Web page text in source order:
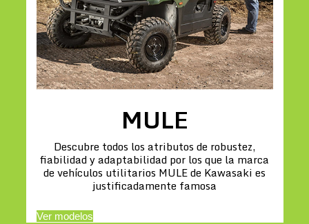
MULE
Descubre todos los atributos de robustez,
fiabilidad y adaptabilidad por los que la marca
de vehículos utilitarios MULE de Kawasaki es
justificadamente famosa
Ver modelos